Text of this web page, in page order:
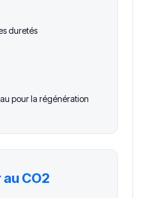
duretés
pour la régénération
CO2